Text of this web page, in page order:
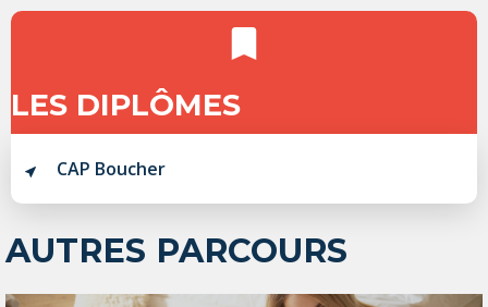
LES DIPLÔMES
CAP Boucher
AUTRES PARCOURS